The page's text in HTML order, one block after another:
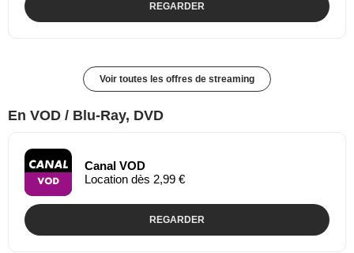
REGARDER
Voir toutes les offres de streaming
En VOD / Blu-Ray, DVD
Canal VOD
Location dès 2,99 €
REGARDER